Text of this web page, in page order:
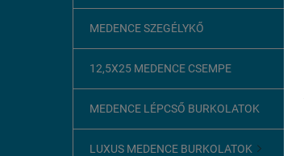
MEDENCE SZEGÉLYKŐ
12,5X25 MEDENCE CSEMPE
MEDENCE LÉPCSŐ BURKOLATOK
LUXUS MEDENCE BURKOLATOK 